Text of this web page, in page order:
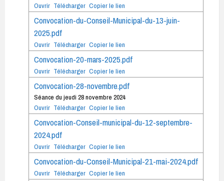
Ouvrir Télécharger Copier le lien
Convocation-du-Conseil-Municipal-du-13-juin-
2025.pdf
Ouvrir Télécharger Copier le lien
Convocation-20-mars-2025.pdf
Ouvrir Télécharger Copier le lien
Convocation-28-novembre.pdf
Séance du jeudi 28 novembre 2024
Ouvrir Télécharger Copier le lien
Convocation-Conseil-municipal-du-12-septembre-
2024.pdf
Ouvrir Télécharger Copier le lien
Convocation-du-Conseil-Municipal-21-mai-2024.pdf
Ouvrir Télécharger Copier le lien